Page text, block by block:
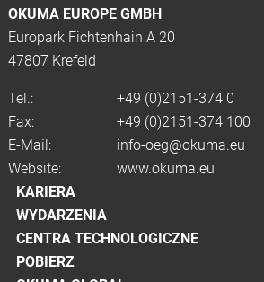
OKUMA EUROPE GMBH
Europark Fichtenhain A 20
47807 Krefeld
Tel.:
+49 (0)2151-374 0
Fax:
+49 (0)2151-374 100
E-Mail:
info-oeg@okuma.eu
Website:
www.okuma.eu
KARIERA
WYDARZENIA
CENTRA TECHNOLOGICZNE
POBIERZ